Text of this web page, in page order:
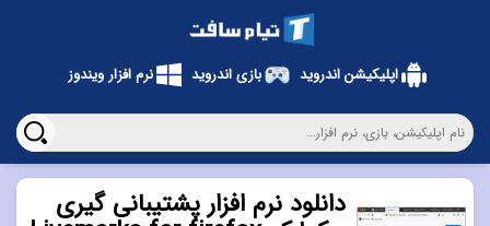
دانلود نرم افزار پشتیبانی گیری
اپلیکیشن اندروید بازی اندروید نرم افزار ویندوز